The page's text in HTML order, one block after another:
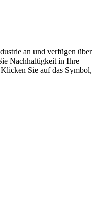
an und verfügen über
Nachhaltigkeit in Ihre
Sie auf das Symbol,